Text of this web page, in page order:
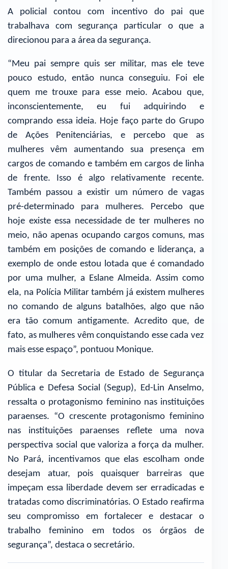
A policial contou com incentivo do pai que
trabalhava com segurança particular o que a
direcionou para a área da segurança.
“Meu pai sempre quis ser militar, mas ele teve
pouco estudo, então nunca conseguiu. Foi ele
quem me trouxe para esse meio. Acabou que,
inconscientemente, eu fui adquirindo e
comprando essa ideia. Hoje faço parte do Grupo
de Ações Penitenciárias, e percebo que as
mulheres vêm aumentando sua presença em
cargos de comando e também em cargos de linha
de frente. Isso é algo relativamente recente.
Também passou a existir um número de vagas
pré-determinado para mulheres. Percebo que
hoje existe essa necessidade de ter mulheres no
meio, não apenas ocupando cargos comuns, mas
também em posições de comando e liderança, a
exemplo de onde estou lotada que é comandado
por uma mulher, a Eslane Almeida. Assim como
ela, na Polícia Militar também já existem mulheres
no comando de alguns batalhões, algo que não
era tão comum antigamente. Acredito que, de
fato, as mulheres vêm conquistando esse cada vez
mais esse espaço”, pontuou Monique.
O titular da Secretaria de Estado de Segurança
Pública e Defesa Social (Segup), Ed-Lin Anselmo,
ressalta o protagonismo feminino nas instituições
paraenses. “O crescente protagonismo feminino
nas instituições paraenses reflete uma nova
perspectiva social que valoriza a força da mulher.
No Pará, incentivamos que elas escolham onde
desejam atuar, pois quaisquer barreiras que
impeçam essa liberdade devem ser erradicadas e
tratadas como discriminatórias. O Estado reafirma
seu compromisso em fortalecer e destacar o
trabalho feminino em todos os órgãos de
segurança”, destaca o secretário.